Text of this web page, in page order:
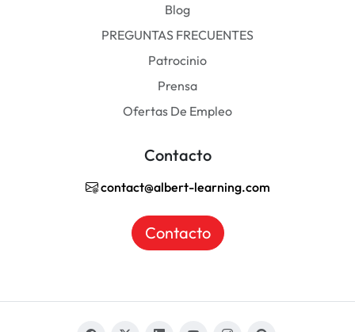
Blog
PREGUNTAS FRECUENTES
Patrocinio
Prensa
Ofertas De Empleo
Contacto
contact@albert-learning.com
Contacto